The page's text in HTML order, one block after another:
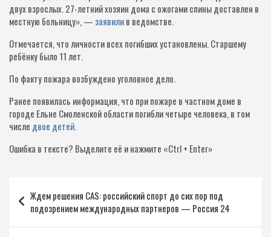
двух взрослых. 27-летний хозяин дома с ожогами спины доставлен в
местную больницу», — заявилив ведомстве.
Отмечается, что личности всех погибших установлены. Старшему
ребёнку было 11 лет.​
По факту пожара возбуждено уголовное дело.
Ранее появилась информация, что при пожаре в частном доме в
городе Ельне Смоленской области погибли четыре человека, в том
числе двое детей.
Ошибка в тексте? Выделите её и нажмите «Ctrl + Enter»
по
записям
Ждем решения CAS: российский спорт до сих пор под
подозрением международных партнеров — Россия 24